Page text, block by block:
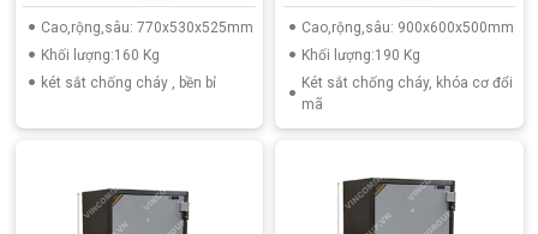
Cao,rộng,sâu: 770x530x525mm
Khối lượng:160 Kg
két sắt chống cháy , bền bỉ
Cao,rộng,sâu: 900x600x500mm
Khối lượng:190 Kg
Két sắt chống cháy, khóa cơ đổi
mã